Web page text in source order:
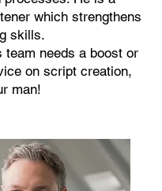
which strengthens
skills.
team needs a boost or
on script creation,
man!